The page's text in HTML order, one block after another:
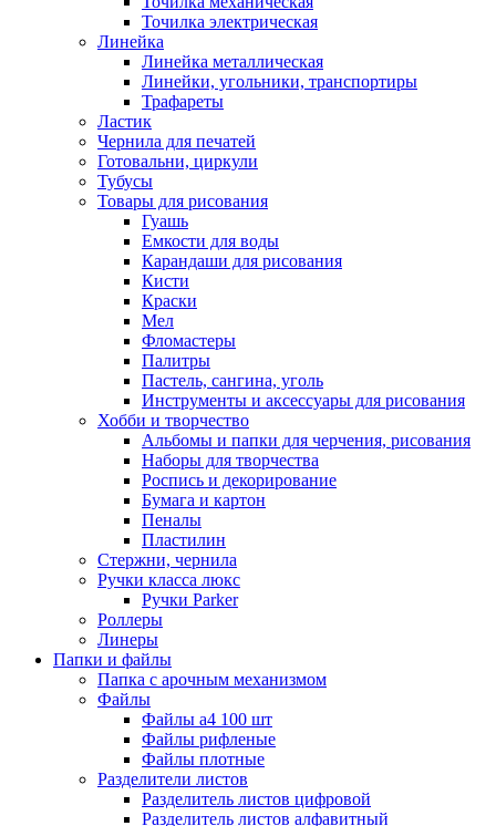
Точилка электрическая
Линейка
Линейка металлическая
Линейки, угольники, транспортиры
Трафареты
Ластик
Чернила для печатей
Готовальни, циркули
Тубусы
Товары для рисования
Гуашь
Емкости для воды
Карандаши для рисования
Кисти
Краски
Мел
Фломастеры
Палитры
Пастель, сангина, уголь
Инструменты и аксессуары для рисования
Хобби и творчество
Альбомы и папки для черчения, рисования
Наборы для творчества
Роспись и декорирование
Бумага и картон
Пеналы
Пластилин
Стержни, чернила
Ручки класса люкс
Ручки Parker
Роллеры
Линеры
Папки и файлы
Папка с арочным механизмом
Файлы
Файлы а4 100 шт
Файлы рифленые
Файлы плотные
Разделители листов
Разделитель листов цифровой
Разделитель листов алфавитный